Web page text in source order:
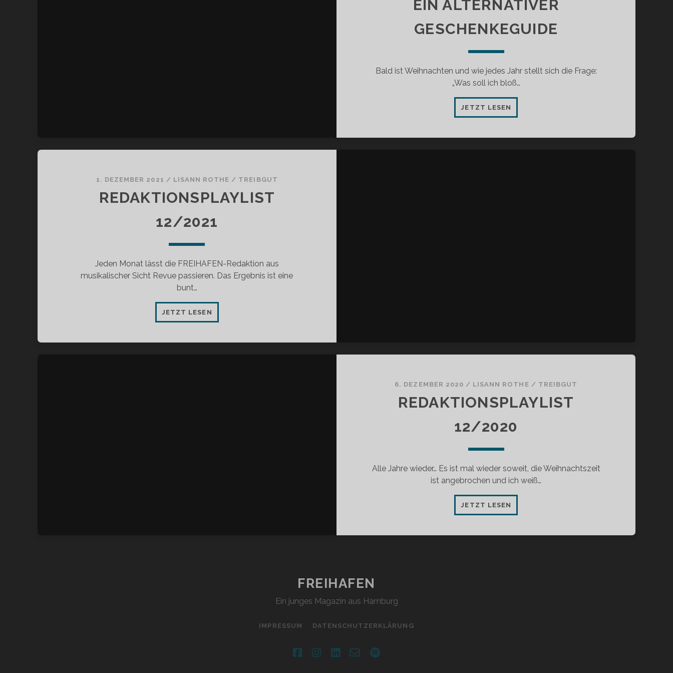
EIN ALTERNATIVER
GESCHENKEGUIDE
Bald ist Weihnachten und wie jedes Jahr stellt sich die Frage:
„Was soll ich bloß…
JETZT LESEN
ALTERNATIVER
1. DEZEMBER 2021 / LISANN ROTHE / TREIBGUT
REDAKTIONSPLAYLIST
12/2021
Jeden Monat lässt die FREIHAFEN-Redaktion aus
musikalischer Sicht Revue passieren. Das Ergebnis ist eine
bunt…
JETZT LESEN
12/2021
6. DEZEMBER 2020 / LISANN ROTHE / TREIBGUT
REDAKTIONSPLAYLIST
12/2020
Alle Jahre wieder… Es ist mal wieder soweit, die Weihnachtszeit
ist angebrochen und ich weiß…
JETZT LESEN
12/2020
FREIHAFEN
Ein junges Magazin aus Hamburg
IMPRESSUM DATENSCHUTZERKLÄRUNG
facebookinstagram
linkedin
email-spotify